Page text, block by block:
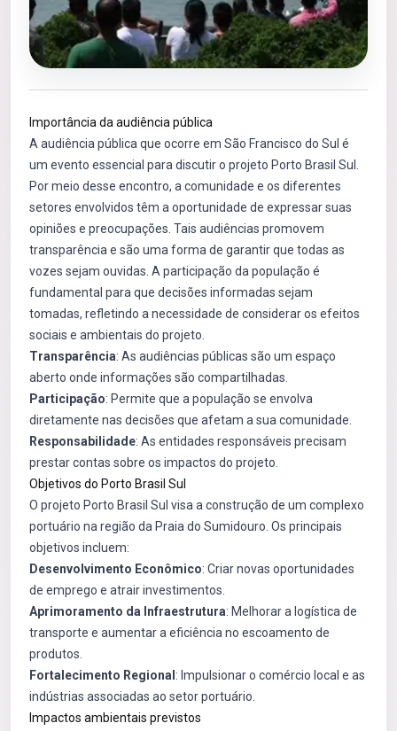
Importância da audiência pública
A audiência pública que ocorre em São Francisco do Sul é
um evento essencial para discutir o projeto Porto Brasil Sul.
Por meio desse encontro, a comunidade e os diferentes
setores envolvidos têm a oportunidade de expressar suas
opiniões e preocupações. Tais audiências promovem
transparência e são uma forma de garantir que todas as
vozes sejam ouvidas. A participação da população é
fundamental para que decisões informadas sejam
tomadas, refletindo a necessidade de considerar os efeitos
sociais e ambientais do projeto.
Transparência: As audiências públicas são um espaço
aberto onde informações são compartilhadas.
Participação: Permite que a população se envolva
diretamente nas decisões que afetam a sua comunidade.
Responsabilidade: As entidades responsáveis precisam
prestar contas sobre os impactos do projeto.
Objetivos do Porto Brasil Sul
O projeto Porto Brasil Sul visa a construção de um complexo
portuário na região da Praia do Sumidouro. Os principais
objetivos incluem:
Desenvolvimento Econômico: Criar novas oportunidades
de emprego e atrair investimentos.
Aprimoramento da Infraestrutura: Melhorar a logística de
transporte e aumentar a eficiência no escoamento de
produtos.
Fortalecimento Regional : Impulsionar o comércio local e as
indústrias associadas ao setor portuário.
Impactos ambientais previstos